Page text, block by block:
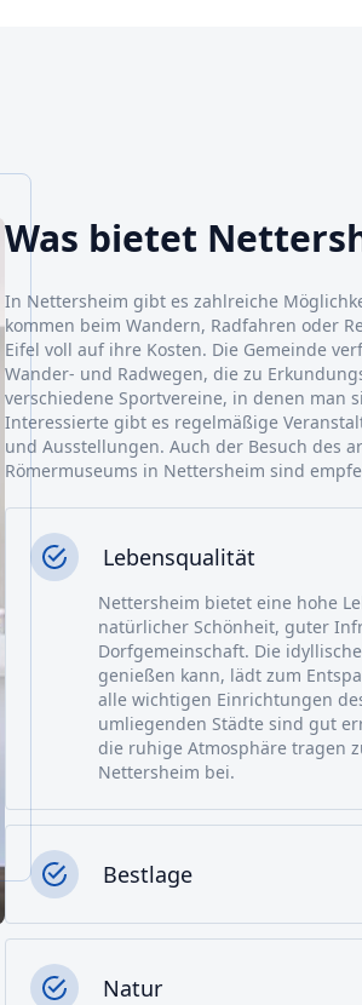
Was bietet
In Nettersheim gibt es zahlreiche
kommen beim Wandern, Radfahren oder
Eifel voll auf ihre Kosten. Die Gemeinde
Wander- und Radwegen, die zu
verschiedene Sportvereine, in denen man
Interessierte gibt es regelmäßige
und Ausstellungen. Auch der Besuch des
Römermuseums in Nettersheim sind
Lebensqualität
Nettersheim bietet eine hohe
natürlicher Schönheit, guter
Dorfgemeinschaft. Die
genießen kann, lädt zum
alle wichtigen Einrichtungen
umliegenden Städte sind gut
die ruhige Atmosphäre tragen
Nettersheim bei.
Bestlage
Natur